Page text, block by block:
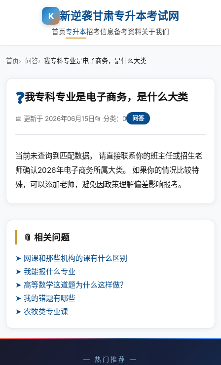
K 新逆袭甘肃专升本考试网
首页专升本招考信息备考资料关于我们
首页 问答 我专科专业是电子商务，是什么大类
❓我专科专业是电子商务，是什么大类
📅 更新于 2026年06月15日📂 分类：0 问答
当前未查询到匹配数据。 请直接联系你的班主任或招生老
师确认2026年电子商务所属大类。 如果你的情况比较特
殊，可以添加老师，避免因政策理解偏差影响报考。
📎 相关问题
➤ 网课和那些机构的课有什么区别
➤ 我能报什么专业
➤ 高等数学这道题为什么这样做？
➤ 我的错题有哪些
➤ 农牧类专业课
— 热门推荐 —